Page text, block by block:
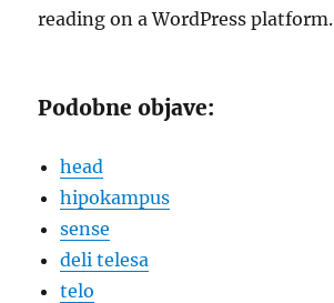
reading on a WordPress platform.
Podobne objave:
head
hipokampus
sense
deli telesa
telo